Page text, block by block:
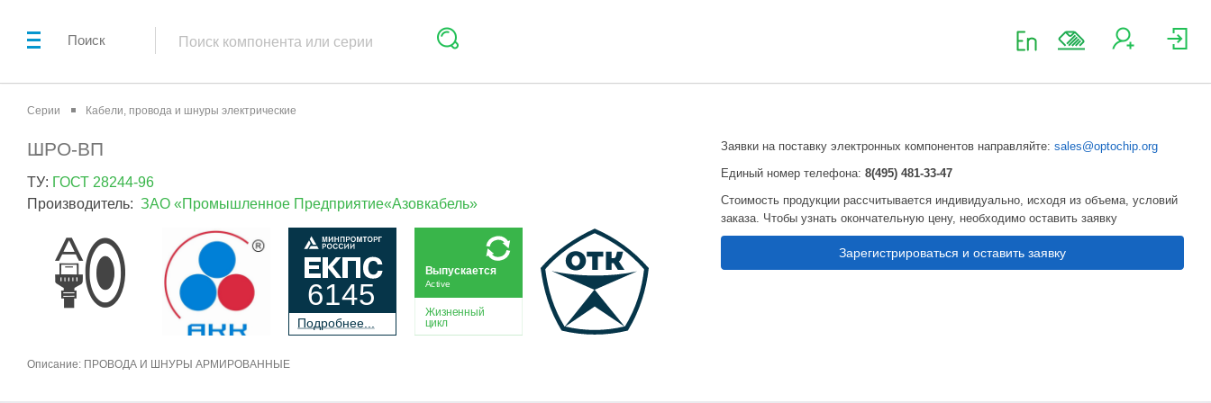
Поиск
Серии Кабели, провода и шнуры электрические
ШРО-ВП
ТУ: ГОСТ 28244-96
Производитель: ЗАО «Промышленное Предприятие«Азовкабель»
Подробнее...
6145
Жизненный
цикл
Active
Выпускается
Описание: ПРОВОДА И ШНУРЫ АРМИРОВАННЫЕ
Заявки на поставку электронных компонентов направляйте:sales@optochip.org
Единый номер телефона:8(495) 481-33-47
Стоимость продукции рассчитывается индивидуально, исходя из объема, условий
заказа. Чтобы узнать окончательную цену, необходимо оставить заявку
Зарегистрироваться и оставить заявку